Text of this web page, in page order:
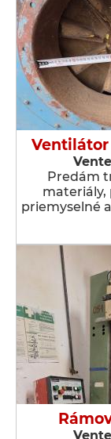
Ventilátor
Predám
materiály,
priemyselné